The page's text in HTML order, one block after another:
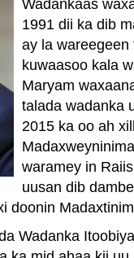
Wadankaas
1991 dii ka dib
ay la
kuwaasoo kala
Maryam
talada wadanka
2015 ka oo ah
waramey in
uusan dib
doonin
Wadanka